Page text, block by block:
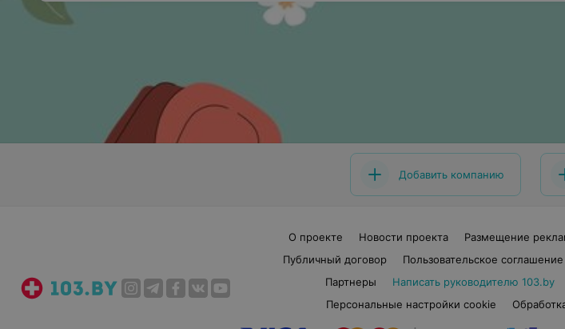
Добавить компанию
О проекте Новости проекта Размещение
Публичный договор
Пользовательское соглашение
Партнеры
Написать руководителю 103.by
Персональные настройки cookie